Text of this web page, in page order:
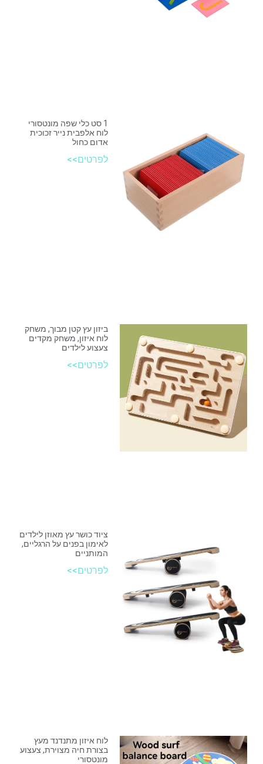
1 סט כלי שפה מונטסורי
לוח אלפבית נייר זכוכית
אדום כחול
לפרטים>>
ביזון עץ קטן מבוך, משחק
לוח איזון, משחק מקדים
צעצוע לילדים
לפרטים>>
ציוד כושר עץ מאוזן לילדים
לאימון בפנים על הרגליים,
המותניים
לפרטים>>
לוח איזון מתנדנד מעץ
בצורת חיה מצוירת, צעצוע
מונטסורי